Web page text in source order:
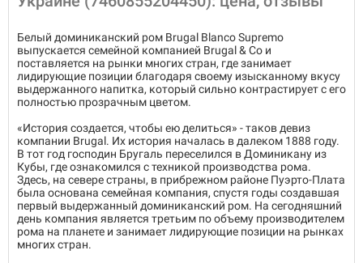
Белый доминиканский ром Brugal Blanco Supremo
выпускается семейной компанией Brugal & Co и
поставляется на рынки многих стран, где занимает
лидирующие позиции благодаря своему изысканному вкусу
выдержанного напитка, который сильно контрастирует с его
полностью прозрачным цветом.
«История создается, чтобы ею делиться» - таков девиз
компании Brugal. Их история началась в далеком 1888 году.
В тот год господин Бругаль переселился в Доминикану из
Кубы, где ознакомился с техникой производства рома.
Здесь, на севере страны, в прибрежном районе Пуэрто-Плата
была основана семейная компания, спустя годы создавшая
первый выдержанный доминиканский ром. На сегодняшний
день компания является третьим по объему производителем
рома на планете и занимает лидирующие позиции на рынках
многих стран.